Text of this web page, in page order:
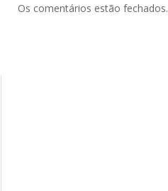
Os comentários estão fechados.